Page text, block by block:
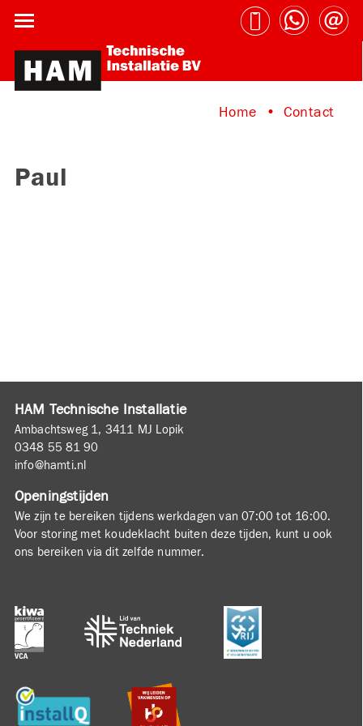
Home Contact
Paul
HAM Technische Installatie
Ambachtsweg 1, 3411 MJ Lopik
0348 55 81 90
info@hamti.nl
Openingstijden
We zijn te bereiken tijdens werkdagen van 07:00 tot 16:00.
Voor storing met koudeklacht buiten deze tijden, kunt u ook
ons bereiken via dit zelfde nummer.